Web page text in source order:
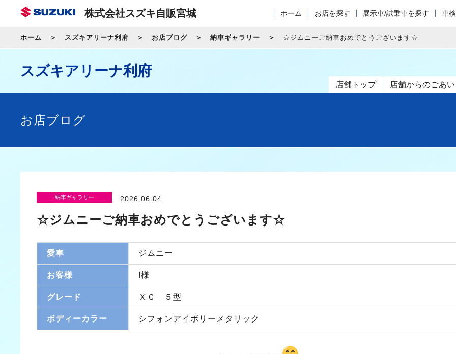
株式会社スズキ自販宮城 ホーム お店を探す 展示車/試乗車を探す 車
ホーム スズキアリーナ利府 お店ブログ 納車ギャラリー ☆ジムニーご納車おめでとうございます☆
スズキアリーナ利府
店舗トップ 店舗からのごあ
お店ブログ
納車ギャラリー 2026.06.04
☆ジムニーご納車おめでとうございます☆
愛車 ジムニー
お客様 I様
グレード ＸＣ ５型
ボディーカラー シフォンアイボリーメタリック